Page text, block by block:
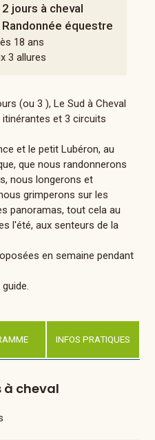
2 jours à cheval
Randonnée équestre
18 ans
3 allures
(ou 3 ), Le Sud à Cheval
et 3 circuits
et le petit Lubéron, au
que nous randonnerons
nous longerons et
grimperons sur les
panoramas, tout cela au
l'été, aux senteurs de la
en semaine pendant
INFOS PRATIQUES
à cheval